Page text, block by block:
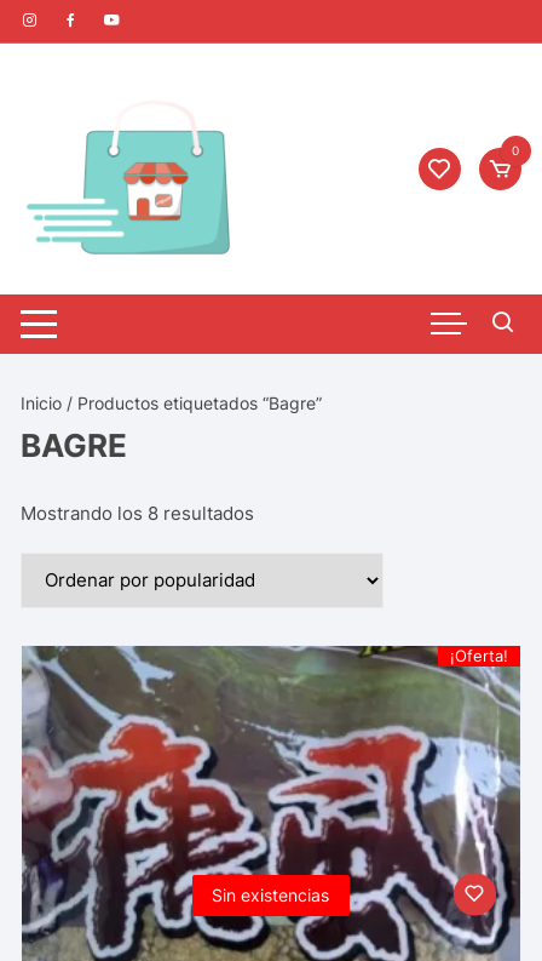
0
Inicio / Productos etiquetados “Bagre”
BAGRE
Mostrando los 8 resultados
Sin existencias
¡Oferta!